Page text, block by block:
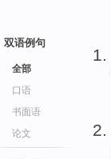
双语例句
全部
口语
书面语
论文